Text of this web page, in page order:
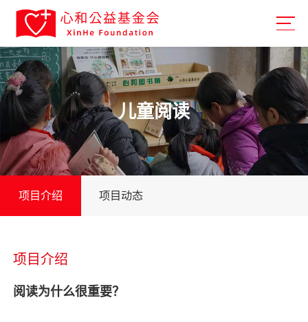
儿童阅读
项目介绍 项目动态
项目介绍
阅读为什么很重要？